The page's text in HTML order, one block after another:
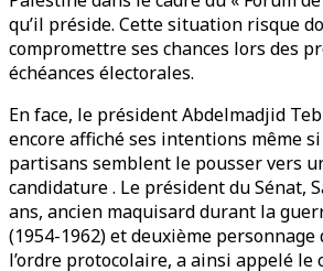
qu’il préside. Cette situation risque
compromettre ses chances lors des
échéances électorales.
En face, le président Abdelmadjid
encore affiché ses intentions même
partisans semblent le pousser vers
candidature . Le président du Sénat,
ans, ancien maquisard durant la
(1954-1962) et deuxième personnage
l’ordre protocolaire, a ainsi appelé le